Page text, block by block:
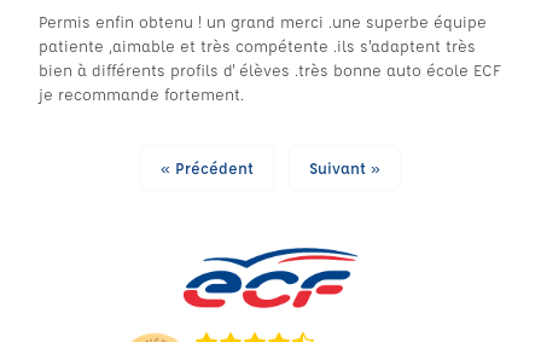
Permis enfin obtenu ! un grand merci .une superbe équipe
patiente ,aimable et très compétente .ils s'adaptent très
bien à différents profils d' élèves .très bonne auto école ECF
je recommande fortement.
« Précédent Suivant »